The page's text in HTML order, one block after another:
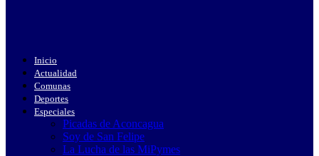
Inicio
Actualidad
Comunas
Deportes
Especiales
Picadas de Aconcagua
Soy de San Felipe
La Lucha de las MiPymes